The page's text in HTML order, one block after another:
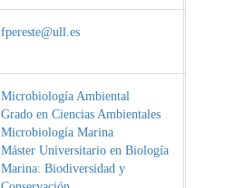
fpereste@ull.es
Microbiología Ambiental
Grado en Ciencias Ambientales
Microbiología Marina
Máster Universitario en Biología
Marina: Biodiversidad y